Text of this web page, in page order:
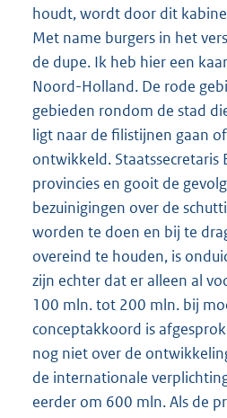
houdt, wordt door dit
Met name burgers in het
de dupe. Ik heb hier een
Noord-Holland. De rode
gebieden rondom de stad
ligt naar de filistijnen gaan
ontwikkeld. Staatssecretaris
provincies en gooit de
bezuinigingen over de
worden te doen en bij te
overeind te houden, is
zijn echter dat er alleen al
100 mln. tot 200 mln. bij
conceptakkoord is
nog niet over de
de internationale
eerder om 600 mln. Als de